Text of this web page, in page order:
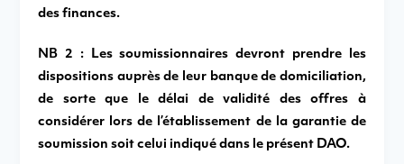
des finances.
NB 2 : Les soumissionnaires devront prendre les
dispositions auprès de leur banque de domiciliation,
de sorte que le délai de validité des offres à
considérer lors de l’établissement de la garantie de
soumission soit celui indiqué dans le présent DAO.